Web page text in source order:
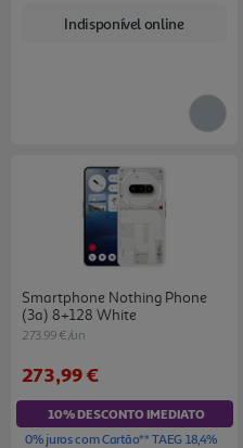
Indisponível online
Smartphone Nothing Phone
(3a) 8+128 White
273.99 €/un
273,99 €
10% DESCONTO IMEDIATO
0% juros com Cartão** TAEG 18,4%